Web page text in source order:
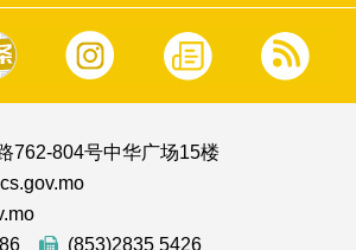
762-804号中华广场15楼
(853)2835 5426